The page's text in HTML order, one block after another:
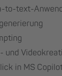
to-text-
und
in MS